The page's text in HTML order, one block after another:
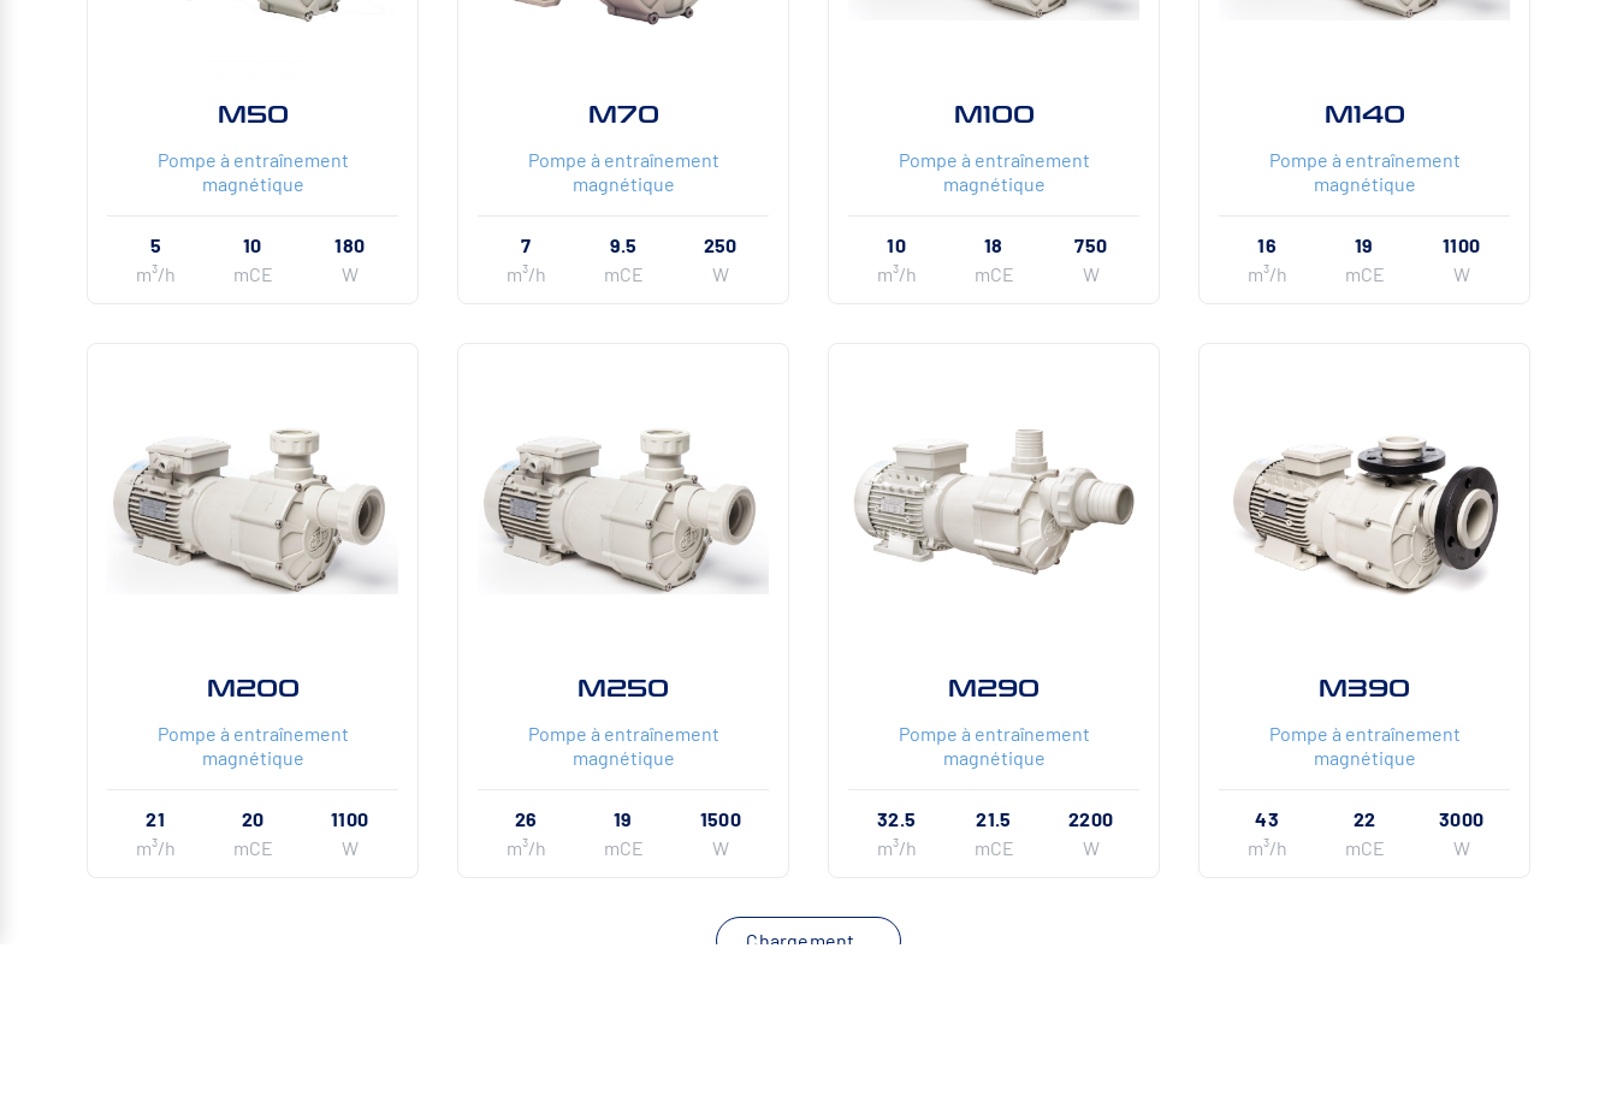
M50
Pompe à entraînement
magnétique
5
m³/h
10
mCE
180
W
M70
Pompe à entraînement
magnétique
7
m³/h
9.5
mCE
250
W
M100
Pompe à entraînement
magnétique
10
m³/h
18
mCE
750
W
M140
Pompe à entraînement
magnétique
16
m³/h
19
mCE
1100
W
M200
Pompe à entraînement
magnétique
21
m³/h
20
mCE
1100
W
M250
Pompe à entraînement
magnétique
26
m³/h
19
mCE
1500
W
M290
Pompe à entraînement
magnétique
32.5
m³/h
21.5
mCE
2200
W
M390
Pompe à entraînement
magnétique
43
m³/h
22
mCE
3000
W
Chargement…